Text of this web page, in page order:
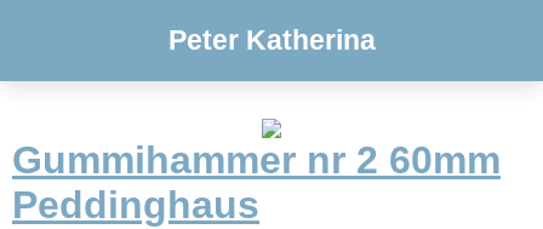
Peter Katherina
Gummihammer nr 2 60mm
Peddinghaus